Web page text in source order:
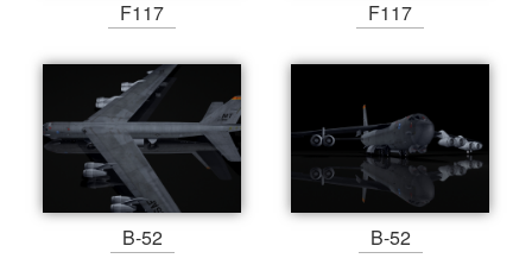
F117 F117
B-52 B-52